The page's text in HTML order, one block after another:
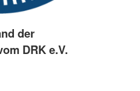
der
DRK e.V.